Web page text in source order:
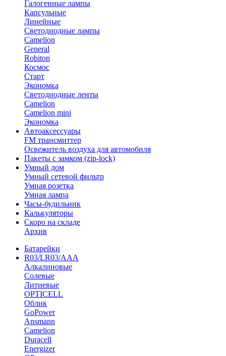
Галогенные лампы
Капсульные
Линейные
Светодиодные лампы
Camelion
General
Robiton
Космос
Старт
Экономка
Светодиодные ленты
Camelion
Camelion mini
Экономка
Автоаксессуары
FM трансмиттер
Освежитель воздуха для автомобиля
Пакеты с замком (zip-lock)
Умный дом
Умный сетевой фильтр
Умная розетка
Умная лампа
Часы-будильник
Калькуляторы
Скоро на складе
Архив
Батарейки
R03/LR03/AAA
Алкалиновые
Солевые
Литиевые
OPTICELL
Облик
GoPower
Ansmann
Camelion
Duracell
Energizer